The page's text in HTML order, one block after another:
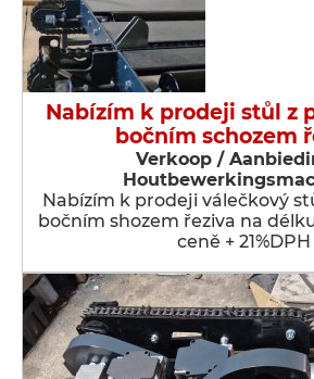
Nabízím k prodeji stůl z
bočním schozem
Verkoop /
Nabízím k prodeji válečkový
bočním shozem řeziva na
ceně + 21%DPH